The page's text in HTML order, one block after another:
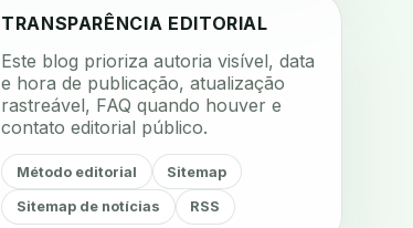
acustica acustica clinica
adesao adesao ao tratamento
adesao odontologica
adesao tratamento
TRANSPARÊNCIA EDITORIAL
Este blog prioriza autoria visível, data
e hora de publicação, atualização
rastreável, FAQ quando houver e
contato editorial público.
Método editorial Sitemap
Sitemap de notícias RSS